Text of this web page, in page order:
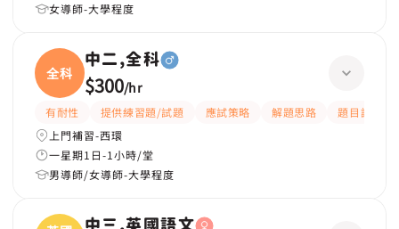
女導師-大學程度
全科
中二,全科
$300/hr
有耐性 提供練習題/試題 應試策略 解題思路
題目講解
上門補習-西環
一星期1日-1小時/堂
男導師/女導師-大學程度